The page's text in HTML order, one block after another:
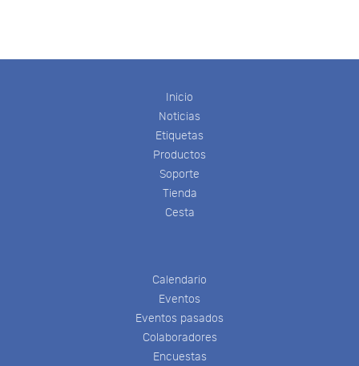
Inicio
Noticias
Etiquetas
Productos
Soporte
Tienda
Cesta
Calendario
Eventos
Eventos pasados
Colaboradores
Encuestas